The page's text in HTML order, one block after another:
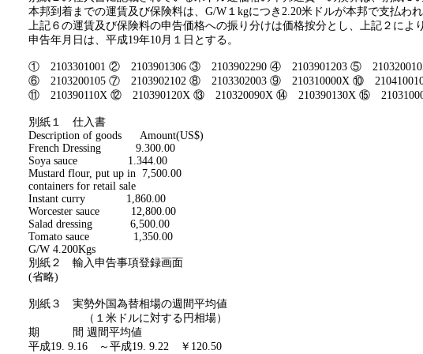
本邦到着までの運賃及び保険料は、 G/W １ kgにつき 2.20米ドルが本邦で支払われ
上記６の運賃及び保険料の申告価格への振り分けは価格按分とし、上記２によ
申告年月日は、平成19年10月１日とする。
① 2103301001 ② 2103901306 ③ 2103902290 ④ 2103901203 ⑤
⑥ 2103200105 ⑦ 2103902102 ⑧ 2103302003 ⑨ 210310000X ⑩
⑪ 210390110X ⑫ 210390120X ⑬ 210320090X ⑭ 210390130X ⑮
別紙１ 仕入書
Description of goods
Amount(US$)
French Dressing
9.300.00
Soya sauce
1.344.00
Mustard flour, put up in 7,500.00
containers for retail sale
Instant curry
1,860.00
Worcester sauce
12,800.00
Salad dressing
6,500.00
Tomato sauce
1,350.00
G/W 4.200Kgs
別紙２ 輸入申告事項登録画面
(省略)
別紙３ 実勢外国為替相場の週間平均値
（１米ドルに対する円相場）
期 間 週間平均値
平成19. 9.16 ～平成19. 9.22 ￥ 120.50